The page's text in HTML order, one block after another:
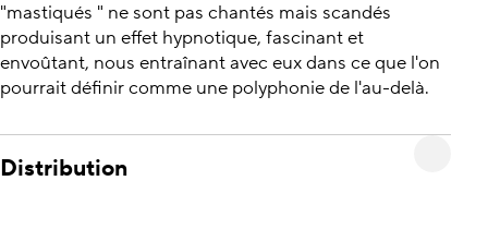
"mastiqués " ne sont pas chantés mais scandés
produisant un effet hypnotique, fascinant et
envoûtant, nous entraînant avec eux dans ce que l'on
pourrait définir comme une polyphonie de l'au-delà.
Distribution